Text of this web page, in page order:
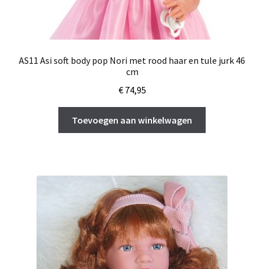
AS11 Asi soft body pop Nori met rood haar en tule jurk 46
cm
€74,95
Toevoegen aan winkelwagen